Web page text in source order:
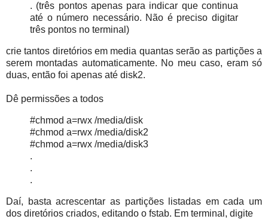
. (três pontos apenas para indicar que continua
até o número necessário. Não é preciso digitar
três pontos no terminal)
crie tantos diretórios em media quantas serão as partições a
serem montadas automaticamente. No meu caso, eram só
duas, então foi apenas até disk2.
Dê permissões a todos
#chmod a=rwx /media/disk
#chmod a=rwx /media/disk2
#chmod a=rwx /media/disk3
.
.
.
Daí, basta acrescentar as partições listadas em cada um
dos diretórios criados, editando o fstab. Em terminal, digite